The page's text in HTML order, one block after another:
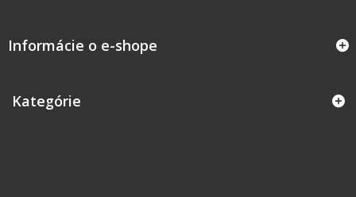
Informácie o e-shope
Kategórie